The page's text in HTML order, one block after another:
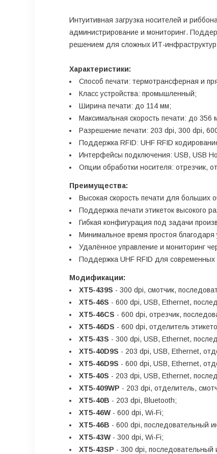
Интуитивная загрузка носителей и
администрирование и мониторинг.
решением для сложных ИТ-
Характеристики:
Способ печати: термотрансферная и
Класс устройства: промышленный;
Ширина печати: до 114 мм;
Максимальная скорость печати: до 356
Разрешение печати: 203 dpi, 300 dpi,
Поддержка RFID: UHF RFID
Интерфейсы подключения: USB, USB
Опции обработки носителя: отрезчик,
Преимущества:
Высокая скорость печати для больших
Поддержка печати этикеток высокого
Гибкая конфигурация под задачи
Минимальное время простоя благодаря
Удалённое управление и мониторинг
Поддержка UHF RFID для современных
Модификации:
XT5-439S - 300 dpi, смотчик,
XT5-46S - 600 dpi, USB, Ethernet,
XT5-46CS - 600 dpi, отрезчик,
XT5-46DS - 600 dpi, отделитель
XT5-43S - 300 dpi, USB, Ethernet,
XT5-40D9S - 203 dpi, USB, Ethernet,
XT5-46D9S - 600 dpi, USB, Ethernet,
XT5-40S - 203 dpi, USB, Ethernet,
XT5-409WP - 203 dpi, отделитель,
XT5-40B - 203 dpi, Bluetooth;
XT5-46W - 600 dpi, Wi-Fi;
XT5-46B - 600 dpi, последовательный
XT5-43W - 300 dpi, Wi-Fi;
XT5-43SP - 300 dpi,